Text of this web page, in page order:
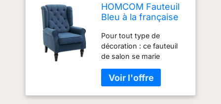
HOMCOM Fauteuil
Bleu à la française
Pieds en Bois
tapissés
Pour tout type de
décoration : ce fauteuil
de salon se marie
intérieurs classiques ou
contemporains. Le
dossier est orné de